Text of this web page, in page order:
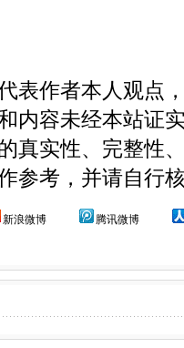
表作者本人观点
内容未经本站证
真实性、完整性
参考，并请自行
新浪微博 腾讯微博